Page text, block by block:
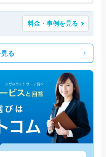
料金・事例を見る
る